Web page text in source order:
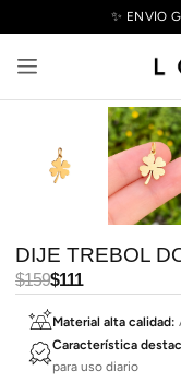
✨ ENVÍO
DIJE TREBOL
Precio
habitual
$159Precio
oferta
$111
Material alta calidad:
Característica
para uso diario